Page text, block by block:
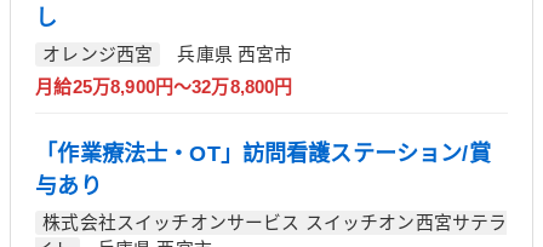
し
オレンジ西宮
兵庫県 西宮市
月給25万8,900円～32万8,800円
「作業療法士・OT」訪問看護ステーション/賞
与あり
株式会社スイッチオンサービス スイッチオン西宮サテラ